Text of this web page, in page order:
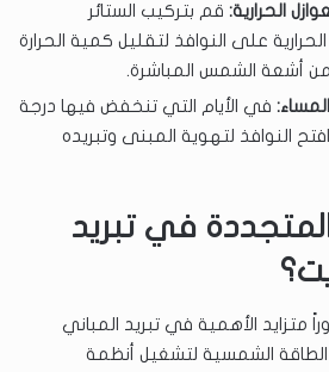
الحرارية: قم بتركيب الستائر
على النوافذ لتقليل كمية الحرارة
أشعة الشمس المباشرة.
في الأيام التي تنخفض فيها درجة
النوافذ لتهوية المبنى وتبريده
في تبريد
متزايد الأهمية في تبريد المباني
الشمسية لتشغيل أنظمة